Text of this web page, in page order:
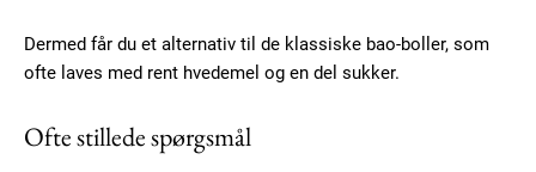
Etiam est nibh, lobortis sit
Ut mollis pellentesque tortor
Nullam eu erat condimentum
Dermed får du et alternativ til de klassiske bao-boller, som
ofte laves med rent hvedemel og en del sukker.
Ofte stillede spørgsmål